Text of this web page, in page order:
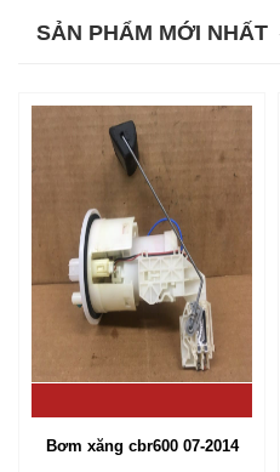
SẢN PHẨM MỚI NHẤT
Bơm xăng cbr600 07-2014